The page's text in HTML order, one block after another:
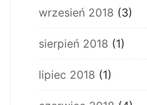
wrzesień 2018 (3)
sierpień 2018 (1)
lipiec 2018 (1)